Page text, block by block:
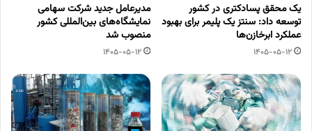
یک محقق پسادکتری در کشور
توسعه داد: سنتز یک پلیمر برای بهبود
عملکرد ابرخازن‌ها
1405-05-12
مدیرعامل جدید شرکت سهامی
نمایشگاه‌های بین‌المللی کشور
منصوب شد
1405-05-12